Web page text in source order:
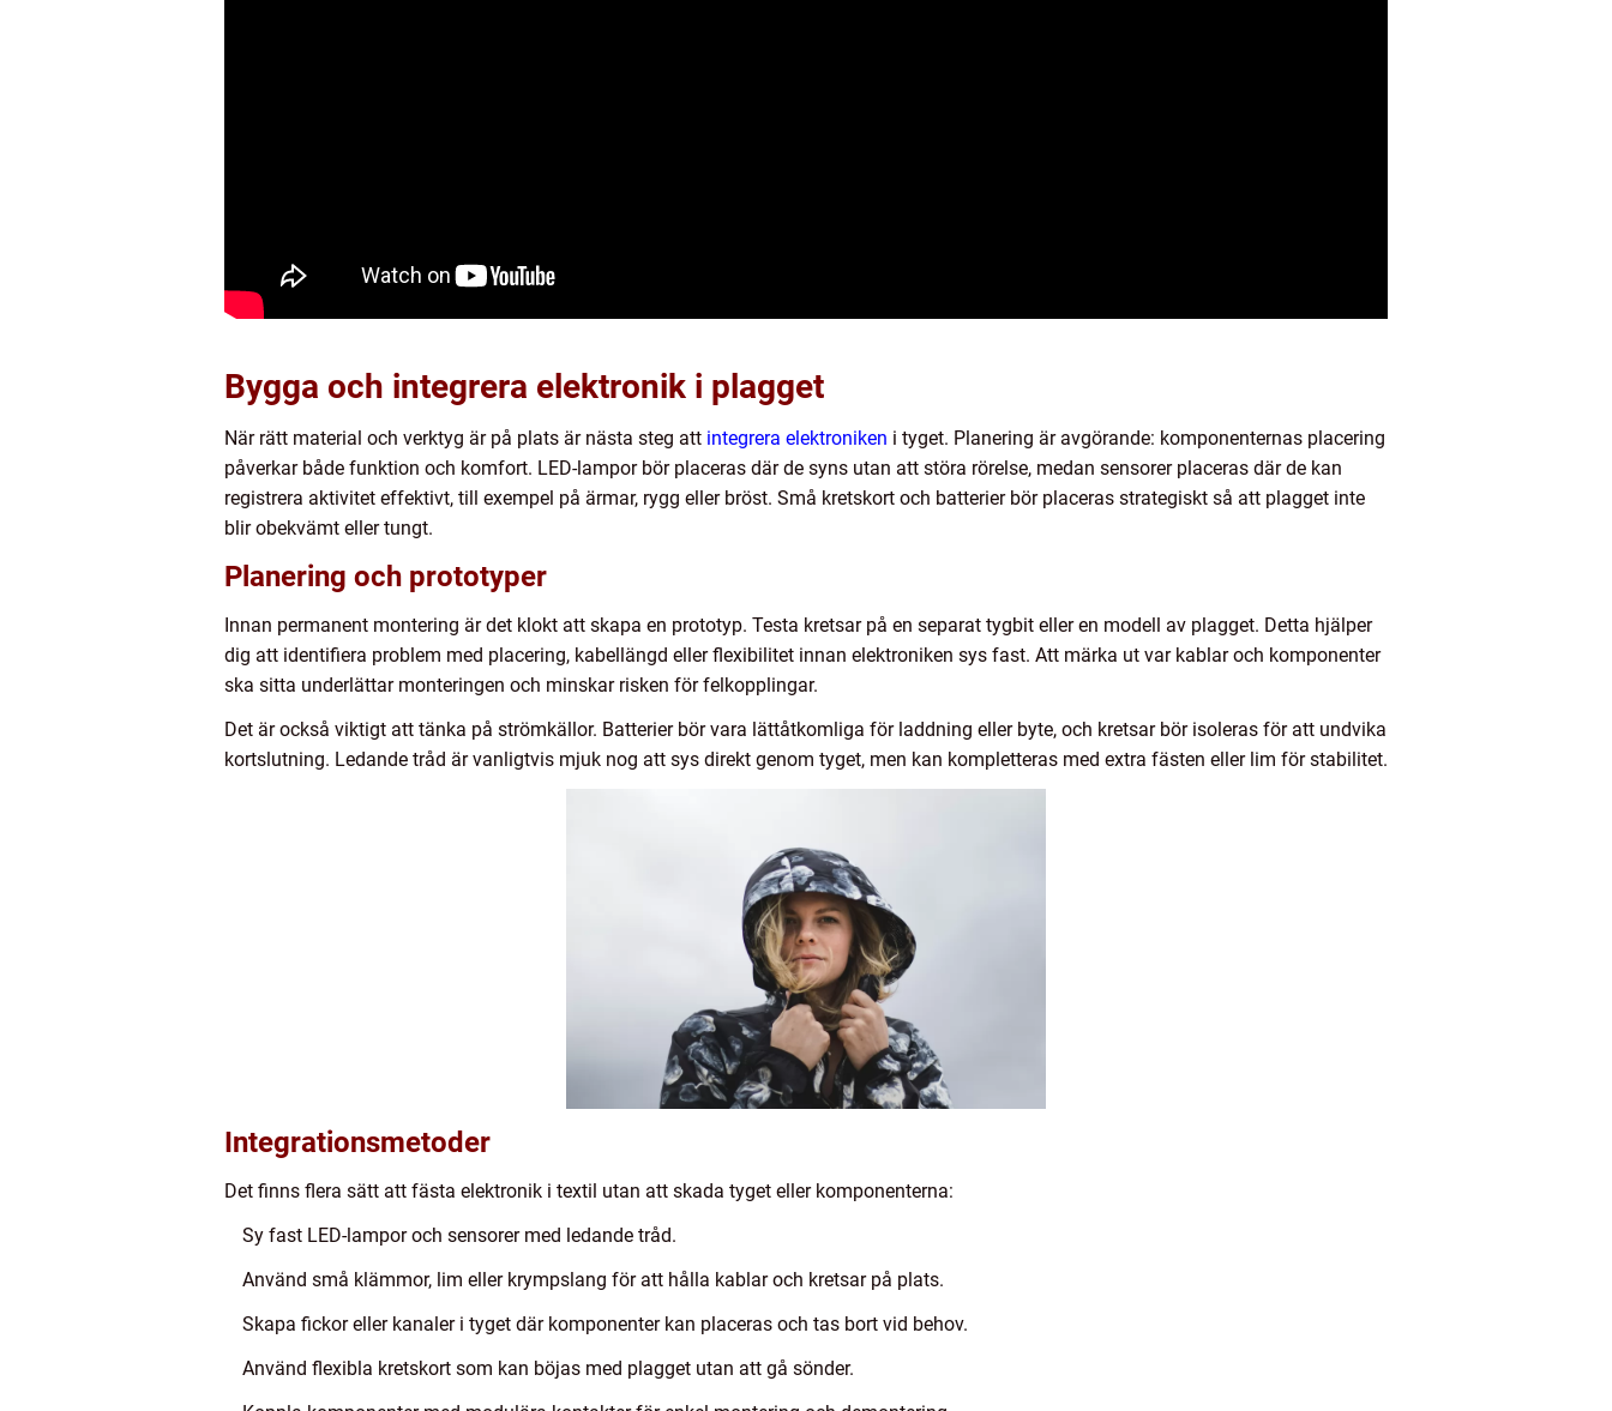
Bygga och integrera elektronik i plagget
När rätt material och verktyg är på plats är nästa steg att integrera elektroniken i tyget. Planering är avgörande: komponenternas placering
påverkar både funktion och komfort. LED-lampor bör placeras där de syns utan att störa rörelse, medan sensorer placeras där de kan
registrera aktivitet effektivt, till exempel på ärmar, rygg eller bröst. Små kretskort och batterier bör placeras strategiskt så att plagget inte
blir obekvämt eller tungt.
Planering och prototyper
Innan permanent montering är det klokt att skapa en prototyp. Testa kretsar på en separat tygbit eller en modell av plagget. Detta hjälper
dig att identifiera problem med placering, kabellängd eller flexibilitet innan elektroniken sys fast. Att märka ut var kablar och komponenter
ska sitta underlättar monteringen och minskar risken för felkopplingar.
Det är också viktigt att tänka på strömkällor. Batterier bör vara lättåtkomliga för laddning eller byte, och kretsar bör isoleras för att undvika
kortslutning. Ledande tråd är vanligtvis mjuk nog att sys direkt genom tyget, men kan kompletteras med extra fästen eller lim för stabilitet.
Integrationsmetoder
Det finns flera sätt att fästa elektronik i textil utan att skada tyget eller komponenterna:
Sy fast LED-lampor och sensorer med ledande tråd.
Använd små klämmor, lim eller krympslang för att hålla kablar och kretsar på plats.
Skapa fickor eller kanaler i tyget där komponenter kan placeras och tas bort vid behov.
Använd flexibla kretskort som kan böjas med plagget utan att gå sönder.